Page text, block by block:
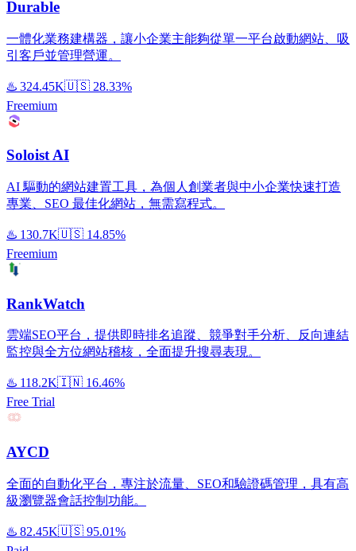
Durable
一體化業務建構器，讓小企業主能夠從單一平台啟動網站、吸
引客戶並管理營運。
♨️ 324.45K🇺🇸 28.33%
Freemium
Soloist AI
AI 驅動的網站建置工具，為個人創業者與中小企業快速打造
專業、SEO 最佳化網站，無需寫程式。
♨️ 130.7K🇺🇸 14.85%
Freemium
RankWatch
雲端SEO平台，提供即時排名追蹤、競爭對手分析、反向連結
監控與全方位網站稽核，全面提升搜尋表現。
♨️ 118.2K🇮🇳 16.46%
Free Trial
AYCD
全面的自動化平台，專注於流量、SEO和驗證碼管理，具有高
級瀏覽器會話控制功能。
♨️ 82.45K🇺🇸 95.01%